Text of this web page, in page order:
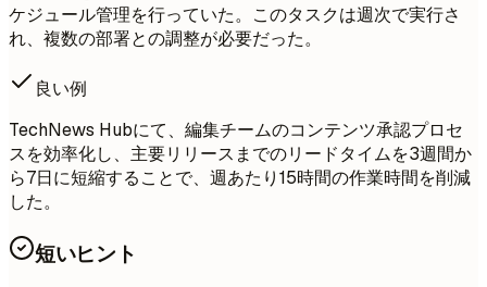
ケジュール管理を行っていた。このタスクは週次で実行さ
れ、複数の部署との調整が必要だった。
良い例
TechNews Hubにて、編集チームのコンテンツ承認プロセ
スを効率化し、主要リリースまでのリードタイムを3週間か
ら7日に短縮することで、週あたり15時間の作業時間を削減
した。
短いヒント